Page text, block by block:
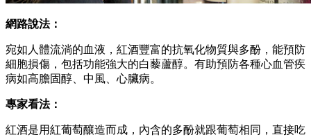
網路說法：
宛如人體流淌的血液，紅酒豐富的抗氧化物質與多酚，能預防
細胞損傷，包括功能強大的白藜蘆醇。有助預防各種心血管疾
病如高膽固醇、中風、心臟病。
專家看法：
紅酒是用紅葡萄釀造而成，內含的多酚就跟葡萄相同，直接吃